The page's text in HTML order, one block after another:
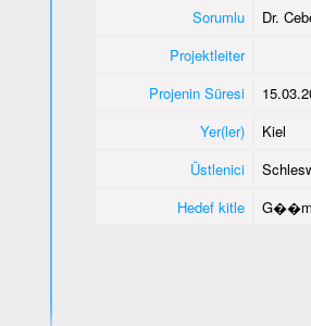
Sorumlu
Dr.
Projektleiter
Projenin Süresi
Yer(ler)
Kiel
Üstlenici
Hedef kitle